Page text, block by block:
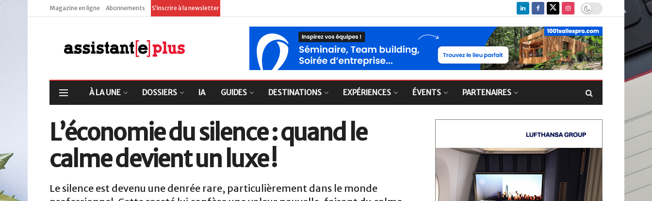
Magazine en ligne Abonnements S’inscrire à la newsletter
À LA UNE DOSSIERS IA GUIDES DESTINATIONS EXPÉRIENCES ÉVENTS PARTENAIRES
L’économie du silence : quand le
calme devient un luxe !
Le silence est devenu une denrée rare, particulièrement dans le monde